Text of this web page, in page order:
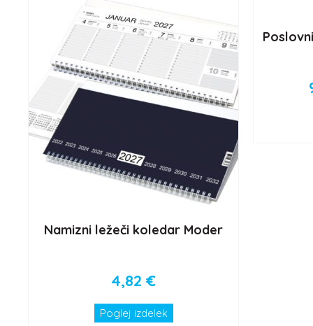
Namizni ležeči koledar Moder
4,82 €
Poglej izdelek